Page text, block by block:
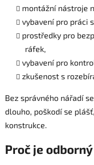
montážní nástroje
vybavení pro práci
prostředky pro
ráfek,
vybavení pro
zkušenost s
Bez správného nářadí
dlouho, poškodí se
konstrukce.
Proč je